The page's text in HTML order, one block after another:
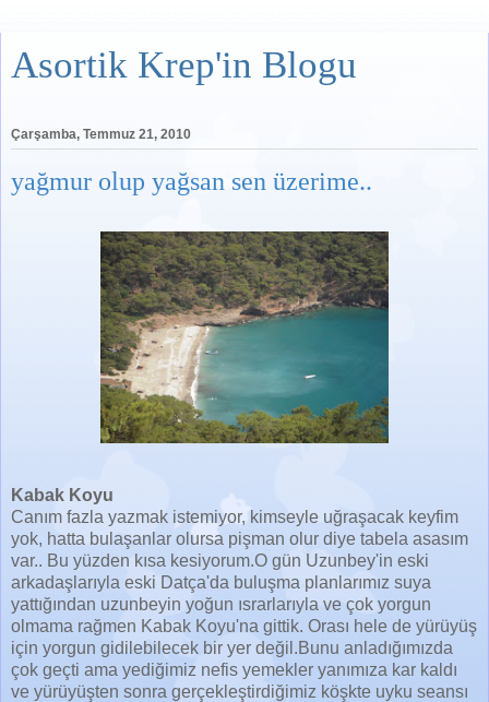
Asortik Krep'in Blogu
Çarşamba, Temmuz 21, 2010
yağmur olup yağsan sen üzerime..
Kabak Koyu
Canım fazla yazmak istemiyor, kimseyle uğraşacak keyfim
yok, hatta bulaşanlar olursa pişman olur diye tabela asasım
var.. Bu yüzden kısa kesiyorum.O gün Uzunbey'in eski
arkadaşlarıyla eski Datça'da buluşma planlarımız suya
yattığından uzunbeyin yoğun ısrarlarıyla ve çok yorgun
olmama rağmen Kabak Koyu'na gittik. Orası hele de yürüyüş
için yorgun gidilebilecek bir yer değil.Bunu anladığımızda
çok geçti ama yediğimiz nefis yemekler yanımıza kar kaldı
ve yürüyüşten sonra gerçekleştirdiğimiz köşkte uyku seansı